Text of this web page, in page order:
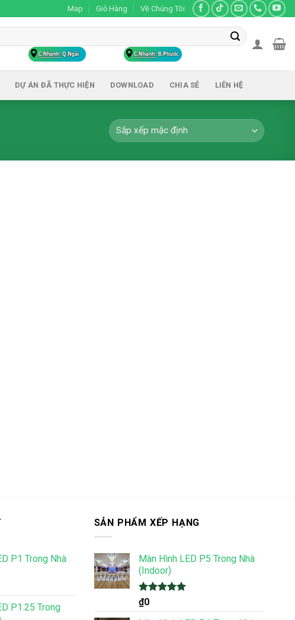
Map Giỏ Hàng Về Chúng Tôi
DỰ ÁN ĐÃ THỰC HIỆN DOWNLOAD CHIA SẺ LIÊN HỆ
P1 Trong Nhà
P1.25 Trong
SẢN PHẨM XẾP HẠNG
Màn Hình LED P5 Trong Nhà
(Indoor)
Được xếp
hạng
₫0